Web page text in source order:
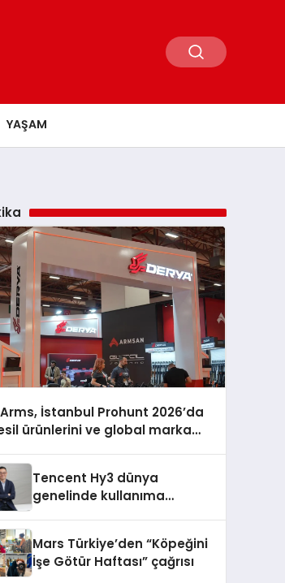
YAŞAM
İstanbul Prohunt 2026’da
ürünlerini ve global marka
Tencent Hy3 dünya
genelinde kullanıma
Mars Türkiye’den “Köpeğini
İşe Götür Haftası” çağrısı